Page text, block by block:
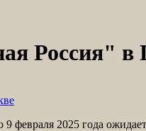
Россия" в
февраля 2025 года